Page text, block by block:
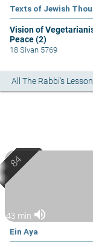
Texts of Jewish
Vision of
Peace (2)
18 Sivan 5769
All The Rabbi's
43 min volume_up
Ein Aya